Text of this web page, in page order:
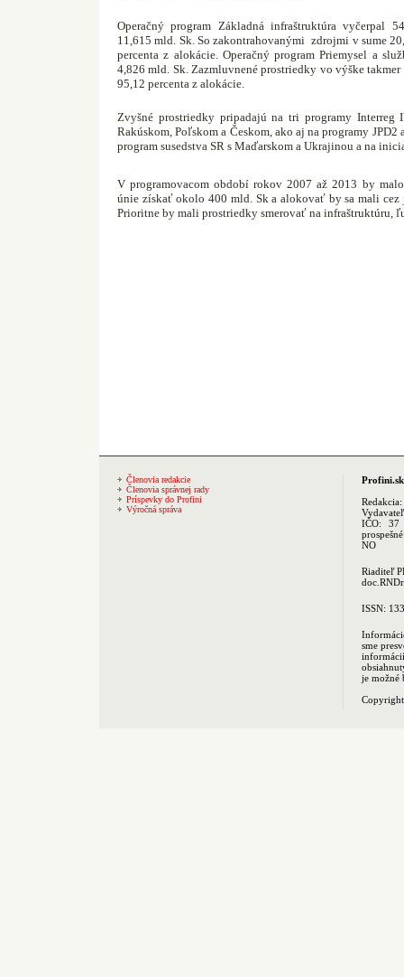
Operačný program Základná infraštruktúra vyčerpal
11,615 mld. Sk. So zakontrahovanými zdrojmi v sume
percenta z alokácie. Operačný program Priemysel a
4,826 mld. Sk. Zazmluvnené prostriedky vo výške
95,12 percenta z alokácie.
Zvyšné prostriedky pripadajú na tri programy Interreg
Rakúskom, Poľskom a Českom, ako aj na programy JPD2
program susedstva SR s Maďarskom a Ukrajinou a na
V programovacom období rokov 2007 až 2013 by
únie získať okolo 400 mld. Sk a alokovať by sa mali cez
Prioritne by mali prostriedky smerovať na infraštruktúru,
Členovia redakcie
Členovia správnej rady
Príspevky do Profini
Výročná správa
Profini.sk
Redakcia:
IČO: 37
NO
Riaditeľ
ISSN:
sme
je možné